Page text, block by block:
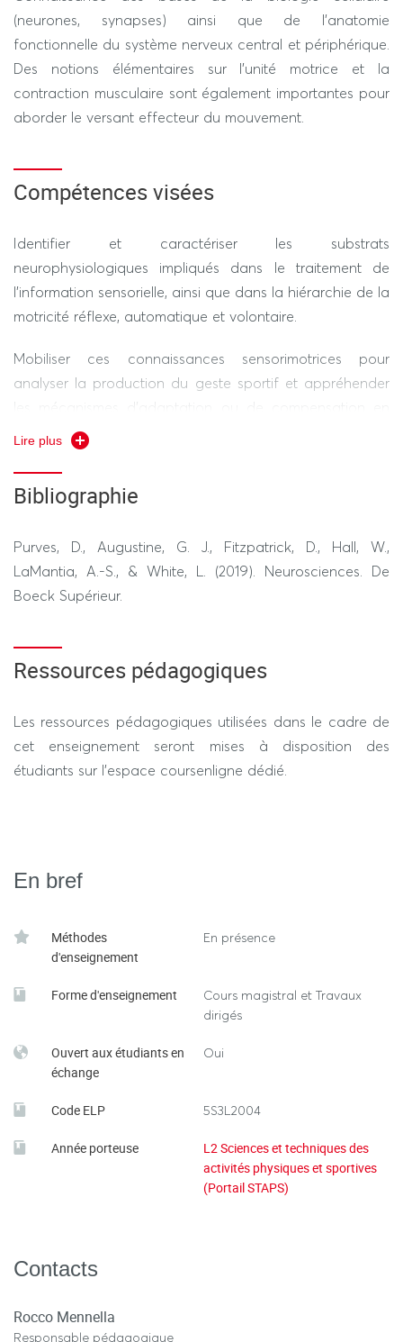
Devoir sur table. Durée 1h30 (hors tiers temps) (100%)
---------------- SESSION 2 ----------------
REGIME STANDARD / DEROGATOIRE
(neurones, synapses) ainsi que de l'anatomie
fonctionnelle du système nerveux central et périphérique.
Des notions élémentaires sur l'unité motrice et la
contraction musculaire sont également importantes pour
aborder le versant effecteur du mouvement.
Compétences visées
Identifier et caractériser les substrats
neurophysiologiques impliqués dans le traitement de
l’information sensorielle, ainsi que dans la hiérarchie de la
motricité réflexe, automatique et volontaire.
Mobiliser ces connaissances sensorimotrices pour
analyser la production du geste sportif et appréhender
les mécanismes d'adaptation ou de compensation en
cas de troubles sensorimoteurs chez des populations
Lire plus
Bibliographie
Purves, D., Augustine, G. J., Fitzpatrick, D., Hall, W.,
LaMantia, A.-S., & White, L. (2019). Neurosciences. De
Boeck Supérieur.
Ressources pédagogiques
Les ressources pédagogiques utilisées dans le cadre de
cet enseignement seront mises à disposition des
étudiants sur l’espace coursenligne dédié.
En bref
Méthodes
d'enseignement
En présence
Forme d'enseignement
Cours magistral et Travaux
dirigés
Ouvert aux étudiants en
échange
Oui
Code ELP 5S3L2004
Année porteuse
L2 Sciences et techniques des
activités physiques et sportives
(Portail STAPS)
Contacts
Rocco Mennella
Responsable pédagogique